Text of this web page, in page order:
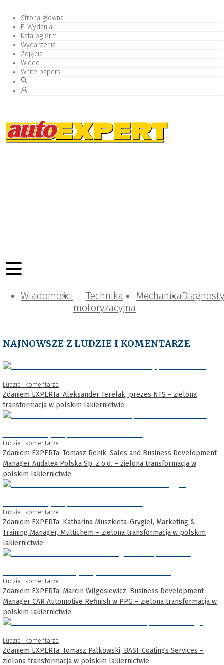
Strona główna
E-Wydania
Katalog firm
Wydarzenia
Zdjęcia
Wideo
White papers
Wiadomości
Technika
motoryzacyjna
Mechanika
NAJNOWSZE Z LUDZIE I KOMENTARZE
Ludzie i komentarze
Zdaniem EXPERTa: Aleksander Terelak, prezes NTS – zielona
transformacja w polskim lakiernictwie
Ludzie i komentarze
Zdaniem EXPERTa: Tomasz Renik, Sales and Business Development
Manager Audatex Polska Sp. z o.o. – zielona transformacja w
polskim lakiernictwie
Ludzie i komentarze
Zdaniem EXPERTa: Katharina Muszkieta-Grygiel, Marketing &
Training Manager, Multichem – zielona transformacja w polskim
lakiernictwie
Ludzie i komentarze
Zdaniem EXPERTa: Marcin Wilgosiewicz, Business Development
Manager CAR Automotive Refinish w PPG – zielona transformacja w
polskim lakiernictwie
Ludzie i komentarze
Zdaniem EXPERTa: Tomasz Palkowski, BASF Coatings Services –
zielona transformacja w polskim lakiernictwie